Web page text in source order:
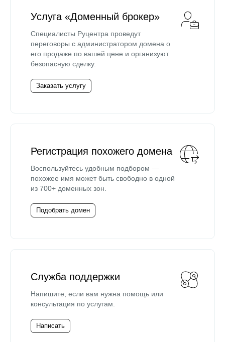
Услуга «Доменный брокер»
Специалисты Руцентра проведут
переговоры с администратором домена о
его продаже по вашей цене и организуют
безопасную сделку.
Заказать услугу
Регистрация похожего домена
Воспользуйтесь удобным подбором —
похожее имя может быть свободно в одной
из 700+ доменных зон.
Подобрать домен
Служба поддержки
Напишите, если вам нужна помощь или
консультация по услугам.
Написать